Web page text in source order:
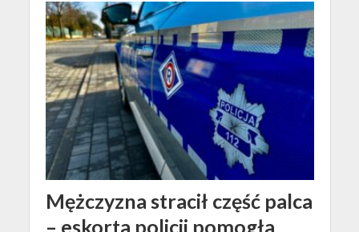
Mężczyzna stracił część palca
– eskorta policji pomogła